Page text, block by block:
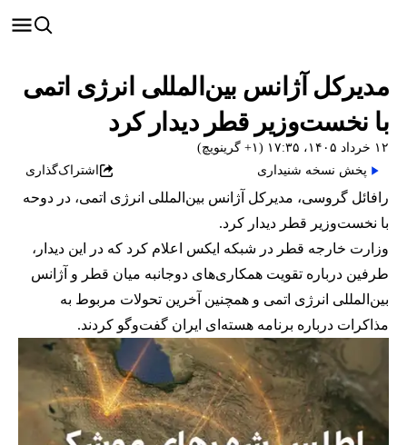
مدیرکل آژانس بین‌المللی انرژی اتمی
با نخست‌وزیر قطر دیدار کرد
۱۲ خرداد ۱۴۰۵، ۱۷:۳۵ (‎+۱ گرینویچ)
پخش نسخه شنیداری
اشتراک‌گذاری
رافائل گروسی، مدیرکل آژانس بین‌المللی انرژی اتمی، در دوحه
با نخست‌وزیر قطر دیدار کرد.
وزارت خارجه قطر در شبکه ایکس اعلام کرد که در این دیدار،
طرفین درباره تقویت همکاری‌های دوجانبه میان قطر و آژانس
بین‌المللی انرژی اتمی و همچنین آخرین تحولات مربوط به
مذاکرات درباره برنامه هسته‌ای ایران گفت‌وگو کردند.